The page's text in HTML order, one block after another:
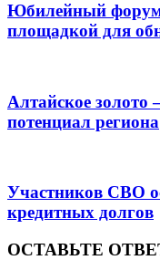
Юбилейный форум
площадкой для
Алтайское
потенциал региона
Участников СВО
кредитных долгов
ОСТАВЬТЕ